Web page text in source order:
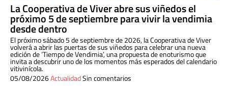
La Cooperativa de Viver abre sus viñedos el
próximo 5 de septiembre para vivir la vendimia
desde dentro
El próximo sábado 5 de septiembre de 2026, la Cooperativa de Viver
volverá a abrir las puertas de sus viñedos para celebrar una nueva
edición de ‘Tiempo de Vendimia’, una propuesta de enoturismo que
invita a descubrir uno de los momentos más esperados del calendario
vitivinícola.
05/08/2026ActualidadSin comentarios